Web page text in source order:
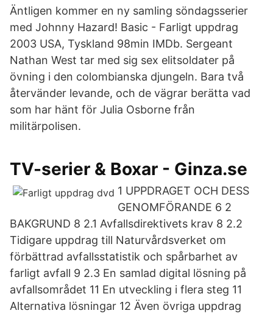
Äntligen kommer en ny samling söndagsserier
med Johnny Hazard! Basic - Farligt uppdrag
2003 USA, Tyskland 98min IMDb. Sergeant
Nathan West tar med sig sex elitsoldater på
övning i den colombianska djungeln. Bara två
återvänder levande, och de vägrar berätta vad
som har hänt för Julia Osborne från
militärpolisen.
TV-serier & Boxar - Ginza.se
1 UPPDRAGET OCH DESS
GENOMFÖRANDE 6 2
BAKGRUND 8 2.1 Avfallsdirektivets krav 8 2.2
Tidigare uppdrag till Naturvårdsverket om
förbättrad avfallsstatistik och spårbarhet av
farligt avfall 9 2.3 En samlad digital lösning på
avfallsområdet 11 En utveckling i flera steg 11
Alternativa lösningar 12 Även övriga uppdrag